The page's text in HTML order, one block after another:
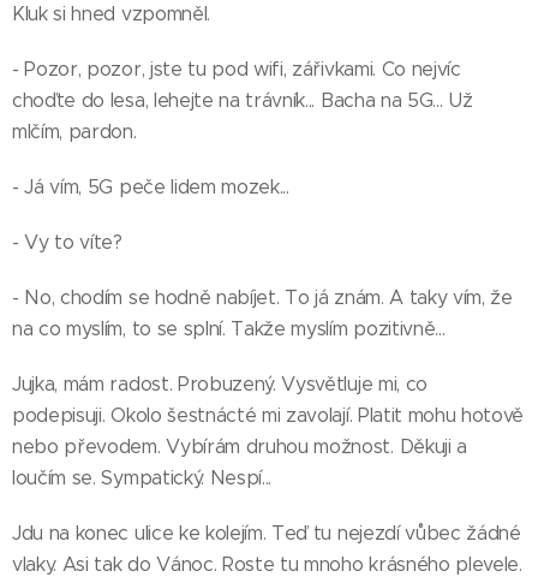
Kluk si hned vzpomněl.
- Pozor, pozor, jste tu pod wifi, zářivkami. Co nejvíc
choďte do lesa, lehejte na trávník... Bacha na 5G... Už
mlčím, pardon.
- Já vím, 5G peče lidem mozek...
- Vy to víte?
- No, chodím se hodně nabíjet. To já znám. A taky vím, že
na co myslím, to se splní. Takže myslím pozitivně...
Jujka, mám radost. Probuzený. Vysvětluje mi, co
podepisuji. Okolo šestnácté mi zavolají. Platit mohu hotově
nebo převodem. Vybírám druhou možnost. Děkuji a
loučím se. Sympatický. Nespí...
Jdu na konec ulice ke kolejím. Teď tu nejezdí vůbec žádné
vlaky. Asi tak do Vánoc. Roste tu mnoho krásného plevele.